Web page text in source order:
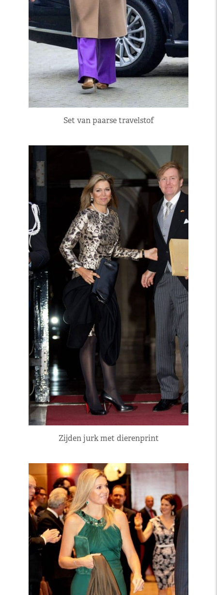
Set van paarse travelstof
Zijden jurk met dierenprint